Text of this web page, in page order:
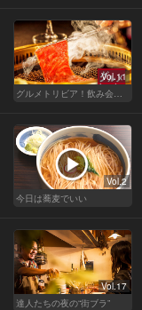
Vol.11
グルメトリビア！飲み会やデートで会話のネタになるQ＆A
Vol.2
今日は蕎麦でいい
Vol.17
達人たちの夜の“街ブラ”